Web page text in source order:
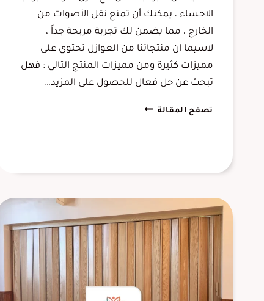
الاحساء ، يمكنك أن تمنع نقل الأصوات من
الخارج ، مما يضمن لك تجربة مريحة جداً ،
لاسيما ان منتجاتنا من العوازل تحتوي على
مميزات كثيرة ومن مميزات المنتج التالي : فهل
تبحث عن حل فعال للحصول على المزيد…
تصفح المقالةعازل
للصوت
المبرز